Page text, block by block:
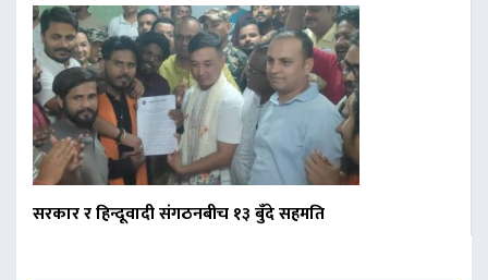
सरकार र हिन्दूवादी संगठनबीच १३ बुँदे सहमति